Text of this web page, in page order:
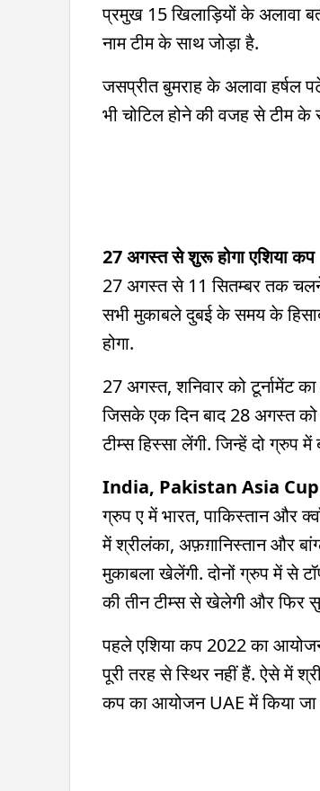
प्रमुख 15 खिलाड़ियों के अलावा
नाम टीम के साथ जोड़ा है.
जसप्रीत बुमराह के अलावा हर्षल
भी चोटिल होने की वजह से टीम के
27 अगस्त से शुरू होगा एशिया कप
27 अगस्त से 11 सितम्बर तक
सभी मुकाबले दुबई के समय के
होगा.
27 अगस्त, शनिवार को टूर्नामेंट
जिसके एक दिन बाद 28 अगस्त को
टीम्स हिस्सा लेंगी. जिन्हें दो ग्रुप में
India, Pakistan Asia Cup
ग्रुप ए में भारत, पाकिस्तान और
में श्रीलंका, अफ़ग़ानिस्तान और
मुकाबला खेलेंगी. दोनों ग्रुप में से
की तीन टीम्स से खेलेगी और फिर
पहले एशिया कप 2022 का
पूरी तरह से स्थिर नहीं हैं. ऐसे में
कप का आयोजन UAE में किया जा